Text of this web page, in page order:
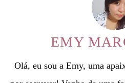
EMY
Olá, eu sou a Emy, uma